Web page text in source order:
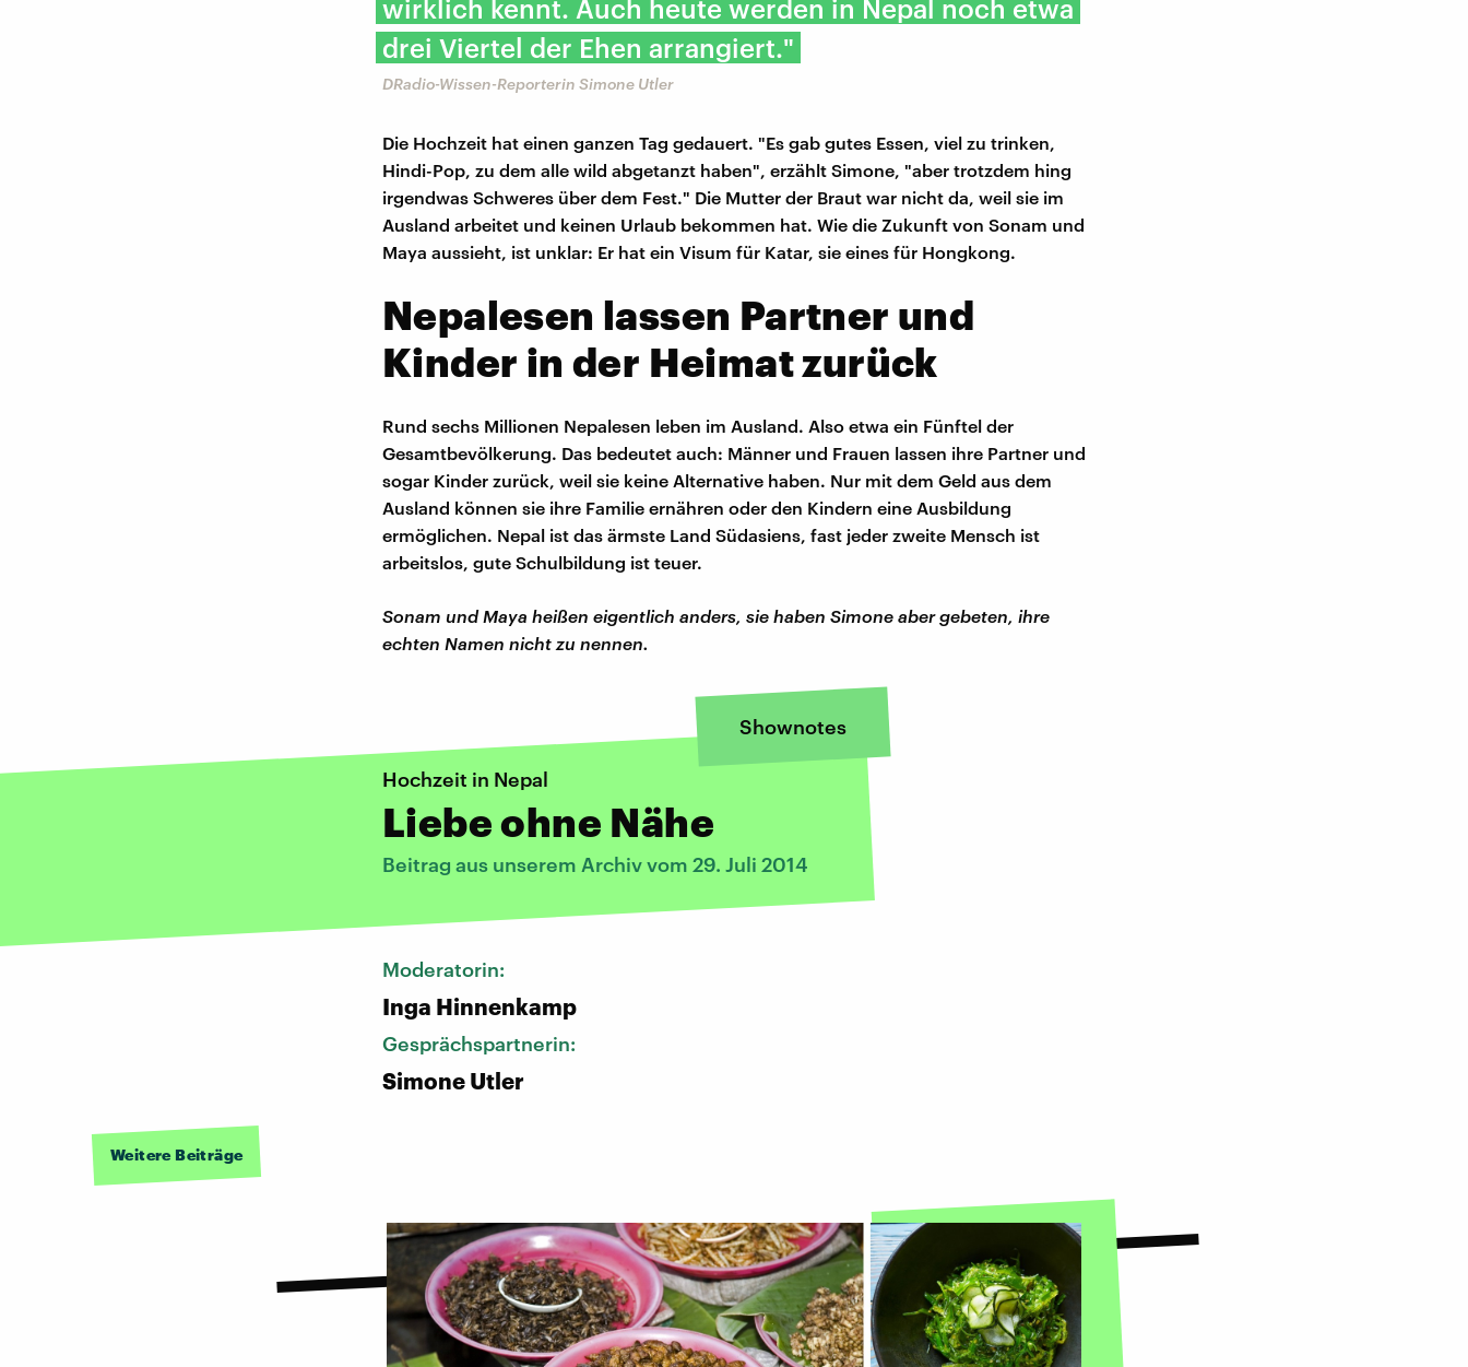
wirklich kennt. Auch heute werden in Nepal noch etwa
drei Viertel der Ehen arrangiert."
DRadio-Wissen-Reporterin Simone Utler
Die Hochzeit hat einen ganzen Tag gedauert. "Es gab gutes Essen, viel zu trinken,
Hindi-Pop, zu dem alle wild abgetanzt haben", erzählt Simone, "aber trotzdem hing
irgendwas Schweres über dem Fest." Die Mutter der Braut war nicht da, weil sie im
Ausland arbeitet und keinen Urlaub bekommen hat. Wie die Zukunft von Sonam und
Maya aussieht, ist unklar: Er hat ein Visum für Katar, sie eines für Hongkong.
Nepalesen lassen Partner und
Kinder in der Heimat zurück
Rund sechs Millionen Nepalesen leben im Ausland. Also etwa ein Fünftel der
Gesamtbevölkerung. Das bedeutet auch: Männer und Frauen lassen ihre Partner und
sogar Kinder zurück, weil sie keine Alternative haben. Nur mit dem Geld aus dem
Ausland können sie ihre Familie ernähren oder den Kindern eine Ausbildung
ermöglichen. Nepal ist das ärmste Land Südasiens, fast jeder zweite Mensch ist
arbeitslos, gute Schulbildung ist teuer.
Sonam und Maya heißen eigentlich anders, sie haben Simone aber gebeten, ihre
echten Namen nicht zu nennen.
Shownotes
Hochzeit in Nepal
Liebe ohne Nähe
Beitrag aus unserem Archiv vom 29. Juli 2014
Moderatorin:
Inga Hinnenkamp
Gesprächspartnerin:
Simone Utler
Weitere Beiträge